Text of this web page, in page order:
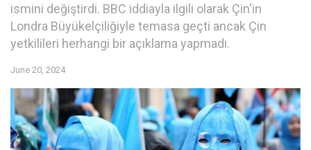
ismini değiştirdi. BBC iddiayla ilgili olarak Çin'in
Londra Büyükelçiliğiyle temasa geçti ancak Çin
yetkilileri herhangi bir açıklama yapmadı.
June 20, 2024